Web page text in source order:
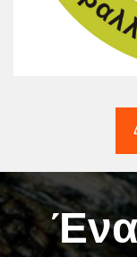
Ένα